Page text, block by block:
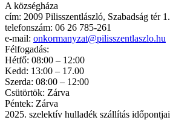
A községháza
cím: 2009 Pilisszentlászló, Szabadság tér 1.
telefonszám: 06 26 785-261
e-mail: onkormanyzat@pilisszentlaszlo.hu
Félfogadás:
Hétfő: 08:00 – 12:00
Kedd: 13:00 – 17.00
Szerda: 08:00 – 12:00
Csütörtök: Zárva
Péntek: Zárva
2025. szelektív hulladék szállítás időpontjai